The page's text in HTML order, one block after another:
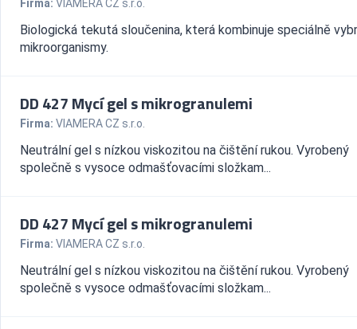
Firma: VIAMERA CZ s.r.o.
Biologická tekutá sloučenina, která kombinuje speciálně
mikroorganismy.
DD 427 Mycí gel s mikrogranulemi
Firma: VIAMERA CZ s.r.o.
Neutrální gel s nízkou viskozitou na čištění rukou. Vyrobený
společně s vysoce odmašťovacími složkam...
DD 427 Mycí gel s mikrogranulemi
Firma: VIAMERA CZ s.r.o.
Neutrální gel s nízkou viskozitou na čištění rukou. Vyrobený
společně s vysoce odmašťovacími složkam...